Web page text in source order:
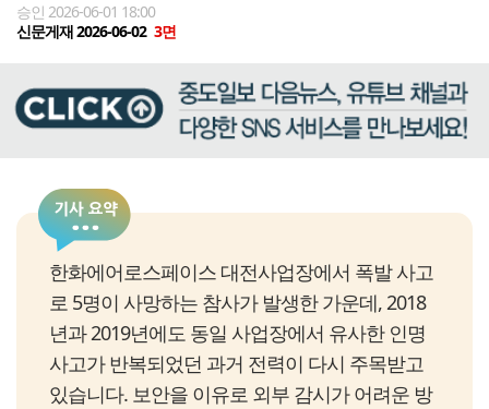
승인 2026-06-01 18:00
신문게재 2026-06-02 3면
한화에어로스페이스 대전사업장에서 폭발 사고
로 5명이 사망하는 참사가 발생한 가운데, 2018
년과 2019년에도 동일 사업장에서 유사한 인명
사고가 반복되었던 과거 전력이 다시 주목받고
있습니다. 보안을 이유로 외부 감시가 어려운 방